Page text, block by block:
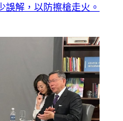
誤解，以防擦槍走火。